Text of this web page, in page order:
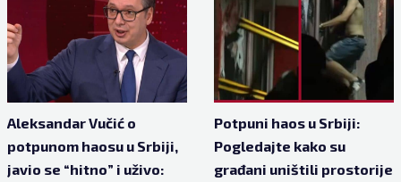
Aleksandar Vučić o
potpunom haosu u Srbiji,
javio se “hitno” i uživo:
Potpuni haos u Srbiji:
Pogledajte kako su
građani uništili prostorije